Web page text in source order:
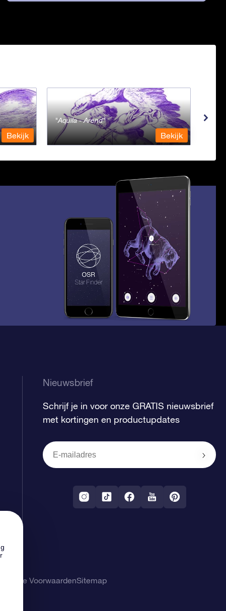
Bekijk
Aquila - Arend
Bekijk
Nieuwsbrief
Schrijf je in voor onze GRATIS nieuwsbrief
met kortingen en productupdates
VoorwaardenSitemap